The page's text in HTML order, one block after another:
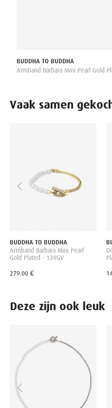
BUDDHA TO BUDDHA
Armband Barbara Mini Pearl Gold
Vaak samen
BUDDHA TO BUDDHA
Armband Barbara Mini Pearl
Gold Plated - 139GV
279.00 €
Deze zijn ook leuk